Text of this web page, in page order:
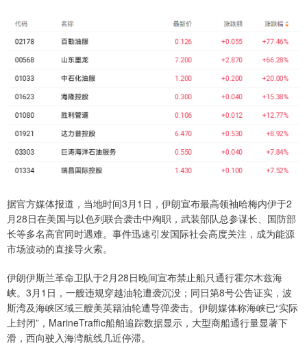
据官方媒体报道，当地时间3月1日，伊朗宣布最高领袖哈梅内伊于2
月28日在美国与以色列联合袭击中殉职，武装部队总参谋长、国防部
长等多名高官同时遇难。事件迅速引发国际社会高度关注，成为能源
市场波动的直接导火索。
伊朗伊斯兰革命卫队于2月28日晚间宣布禁止船只通行霍尔木兹海
峡。3月1日，一艘违规穿越油轮遭袭沉没；同日第8号公告证实，波
斯湾及海峡区域三艘美英籍油轮遭导弹袭击。伊朗媒体称海峡已“实际
上封闭”，MarineTraffic船舶追踪数据显示，大型商船通行量显著下
滑，西向驶入海湾航线几近停滞。